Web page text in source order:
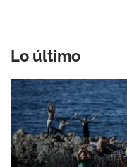
Lo último